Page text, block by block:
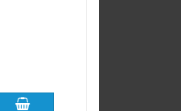
In den Warenkorb